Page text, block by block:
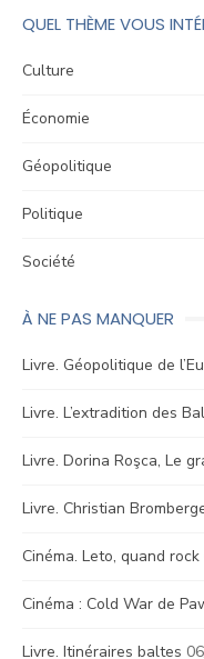
QUEL THÈME VOUS
Culture
Économie
Géopolitique
Politique
Société
À NE PAS MANQUER
Livre. Géopolitique de
Livre. L’extradition des
Livre. Dorina Roşca, Le
Livre. Christian
Cinéma. Leto, quand
Cinéma : Cold War de
Livre. Itinéraires baltes